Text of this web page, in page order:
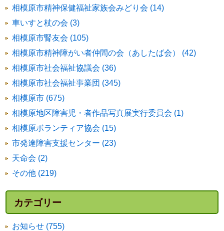
相模原市精神保健福祉家族会みどり会 (14)
車いすと杖の会 (3)
相模原市腎友会 (105)
相模原市精神障がい者仲間の会（あしたば会） (42)
相模原市社会福祉協議会 (36)
相模原市社会福祉事業団 (345)
相模原市 (675)
相模原地区障害児・者作品写真展実行委員会 (1)
相模原ボランティア協会 (15)
市発達障害支援センター (23)
天命会 (2)
その他 (219)
カテゴリー
お知らせ (755)